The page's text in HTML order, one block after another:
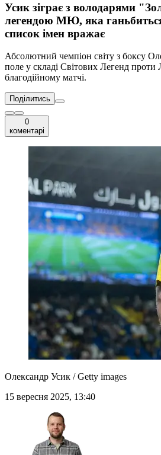
Усик зіграє з володарями
легендою МЮ, яка
список імен вражає
Абсолютний чемпіон світу з боксу
поле у складі Світових Легенд проти
благодійному матчі.
Поділитись
0
коментарі
Олександр Усик / Getty images
15 вересня 2025, 13:40